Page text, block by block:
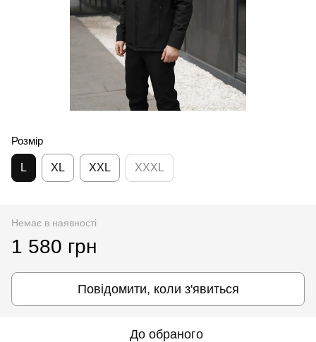
Розмір
L XL XXL XXXL
Немає в наявності
1 580 грн
Повідомити, коли з'явиться
До обраного